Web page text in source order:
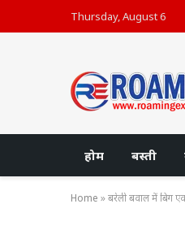
Thursday, August 6
होम बस्ती
Home »बरेली बवाल में बिग